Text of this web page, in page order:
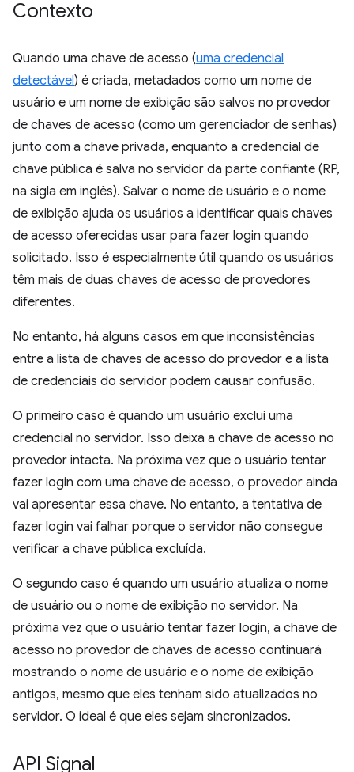
Contexto
Quando uma chave de acesso (uma credencial
detectável) é criada, metadados como um nome de
usuário e um nome de exibição são salvos no provedor
de chaves de acesso (como um gerenciador de senhas)
junto com a chave privada, enquanto a credencial de
chave pública é salva no servidor da parte confiante (RP,
na sigla em inglês). Salvar o nome de usuário e o nome
de exibição ajuda os usuários a identificar quais chaves
de acesso oferecidas usar para fazer login quando
solicitado. Isso é especialmente útil quando os usuários
têm mais de duas chaves de acesso de provedores
diferentes.
No entanto, há alguns casos em que inconsistências
entre a lista de chaves de acesso do provedor e a lista
de credenciais do servidor podem causar confusão.
O primeiro caso é quando um usuário exclui uma
credencial no servidor. Isso deixa a chave de acesso no
provedor intacta. Na próxima vez que o usuário tentar
fazer login com uma chave de acesso, o provedor ainda
vai apresentar essa chave. No entanto, a tentativa de
fazer login vai falhar porque o servidor não consegue
verificar a chave pública excluída.
O segundo caso é quando um usuário atualiza o nome
de usuário ou o nome de exibição no servidor. Na
próxima vez que o usuário tentar fazer login, a chave de
acesso no provedor de chaves de acesso continuará
mostrando o nome de usuário e o nome de exibição
antigos, mesmo que eles tenham sido atualizados no
servidor. O ideal é que eles sejam sincronizados.
API Signal